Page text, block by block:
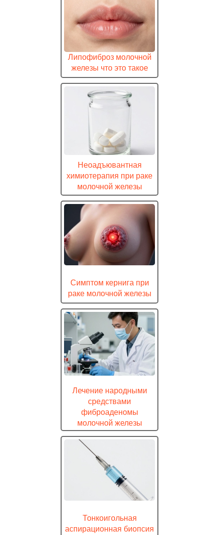
Липофиброз молочной
железы что это такое
Неоадъювантная
химиотерапия при раке
молочной железы
Симптом кернига при
раке молочной железы
Лечение народными
средствами
фиброаденомы
молочной железы
Тонкоигольная
аспирационная биопсия